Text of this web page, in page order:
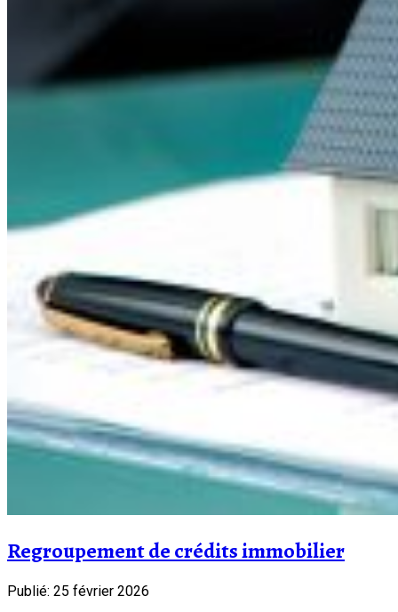
Regroupement de crédits immobilier
Publié: 25 février 2026